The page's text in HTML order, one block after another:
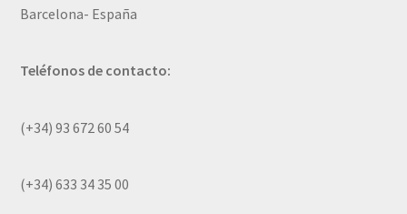
Barcelona- España
Teléfonos de contacto:
(+34) 93 672 60 54
(+34) 633 34 35 00